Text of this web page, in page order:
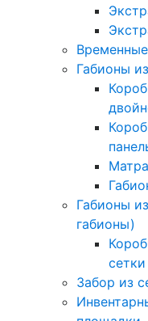
Габионы
Габионы
габионы)
сетки
Забор из